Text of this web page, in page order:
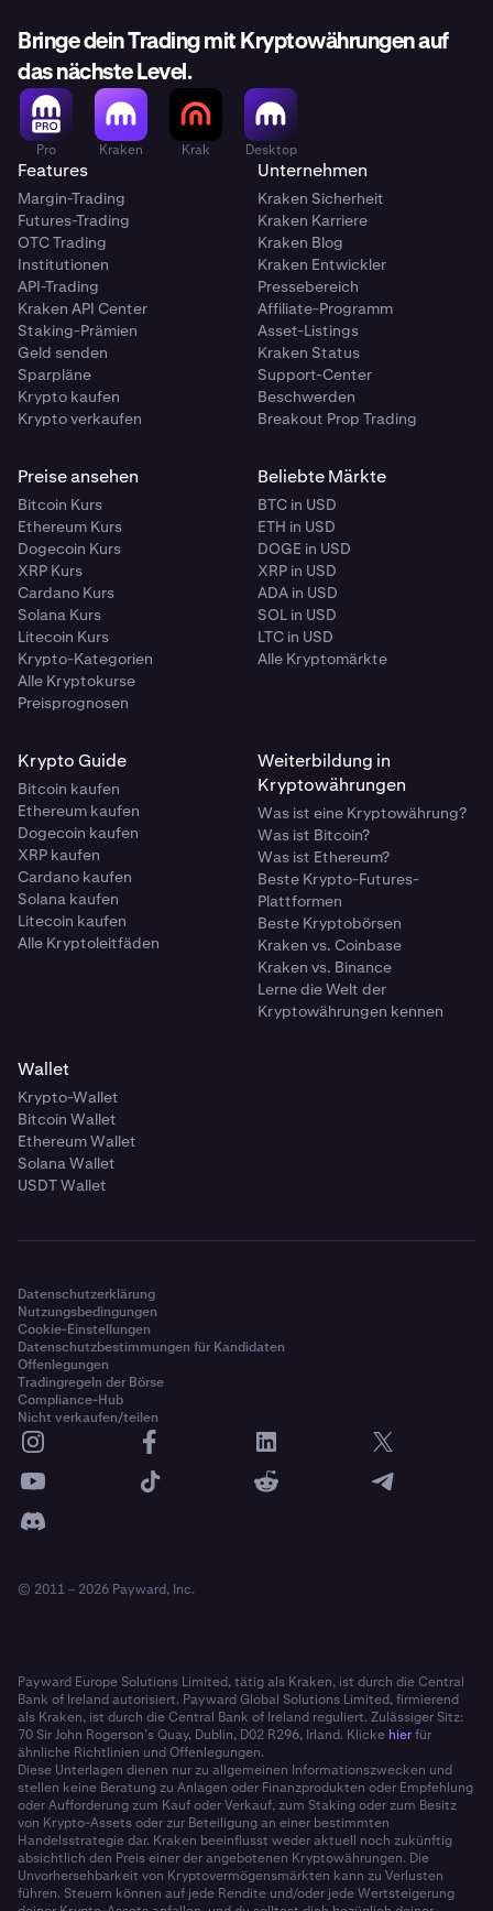
Bringe dein Trading mit Kryptowährungen auf
das nächste Level.
Pro Kraken Krak Desktop
Features
Margin-Trading
Futures-Trading
OTC Trading
Institutionen
API-Trading
Kraken API Center
Staking-Prämien
Geld senden
Sparpläne
Krypto kaufen
Krypto verkaufen
Unternehmen
Kraken Sicherheit
Kraken Karriere
Kraken Blog
Kraken Entwickler
Pressebereich
Affiliate-Programm
Asset-Listings
Kraken Status
Support-Center
Beschwerden
Breakout Prop Trading
Preise ansehen
Bitcoin Kurs
Ethereum Kurs
Dogecoin Kurs
XRP Kurs
Cardano Kurs
Solana Kurs
Litecoin Kurs
Krypto-Kategorien
Alle Kryptokurse
Preisprognosen
Beliebte Märkte
BTC in USD
ETH in USD
DOGE in USD
XRP in USD
ADA in USD
SOL in USD
LTC in USD
Alle Kryptomärkte
Krypto Guide
Bitcoin kaufen
Ethereum kaufen
Dogecoin kaufen
XRP kaufen
Cardano kaufen
Solana kaufen
Litecoin kaufen
Alle Kryptoleitfäden
Weiterbildung in
Kryptowährungen
Was ist eine Kryptowährung?
Was ist Bitcoin?
Was ist Ethereum?
Beste Krypto-Futures-
Plattformen
Beste Kryptobörsen
Kraken vs. Coinbase
Kraken vs. Binance
Lerne die Welt der
Kryptowährungen kennen
Wallet
Krypto-Wallet
Bitcoin Wallet
Ethereum Wallet
Solana Wallet
USDT Wallet
Datenschutzerklärung
Nutzungsbedingungen
Cookie-Einstellungen
Datenschutzbestimmungen für Kandidaten
Offenlegungen
Tradingregeln der Börse
Compliance-Hub
Nicht verkaufen/teilen
© 2011 – 2026 Payward, Inc.
Payward Europe Solutions Limited, tätig als Kraken, ist durch die Central
Bank of Ireland autorisiert. Payward Global Solutions Limited, firmierend
als Kraken, ist durch die Central Bank of Ireland reguliert. Zulässiger Sitz:
70 Sir John Rogerson’s Quay, Dublin, D02 R296, Irland. Klicke hierfür
ähnliche Richtlinien und Offenlegungen.
Diese Unterlagen dienen nur zu allgemeinen Informationszwecken und
stellen keine Beratung zu Anlagen oder Finanzprodukten oder Empfehlung
oder Aufforderung zum Kauf oder Verkauf, zum Staking oder zum Besitz
von Krypto-Assets oder zur Beteiligung an einer bestimmten
Handelsstrategie dar. Kraken beeinflusst weder aktuell noch zukünftig
absichtlich den Preis einer der angebotenen Kryptowährungen. Die
Unvorhersehbarkeit von Kryptovermögensmärkten kann zu Verlusten
führen. Steuern können auf jede Rendite und/oder jede Wertsteigerung